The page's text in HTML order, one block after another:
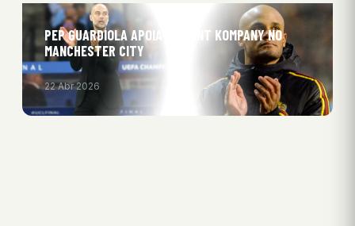
PEP GUARDIOLA APOIA VINCENT KOMPANY NO
MANCHESTER CITY
22 Abr 2026